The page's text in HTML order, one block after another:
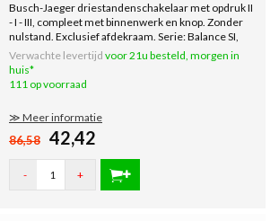
Busch-Jaeger driestandenschakelaar met opdruk II
- I - III, compleet met binnenwerk en knop. Zonder
nulstand. Exclusief afdekraam. Serie: Balance SI,
kleur: wit glans.
Verwachte levertijd voor 21u besteld, morgen in
huis*
111 op voorraad
≫ Meer informatie
86,58 42,42
- +